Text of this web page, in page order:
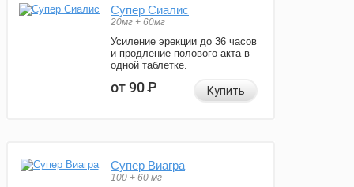
Супер Сиалис
20мг + 60мг
Усиление эрекции до 36 часов
и продление полового акта в
одной таблетке.
от 90Р Купить
Супер Виагра
100 + 60 мг